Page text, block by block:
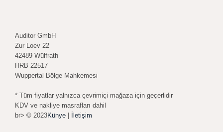
Auditor GmbH
Zur Loev 22
42489 Wülfrath
HRB 22517
Wuppertal Bölge Mahkemesi
* Tüm fiyatlar yalnızca çevrimiçi mağaza için geçerlidir
KDV ve nakliye masrafları dahil
br> © 2023Künye | İletişim